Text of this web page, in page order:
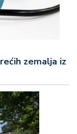
zemalja iz